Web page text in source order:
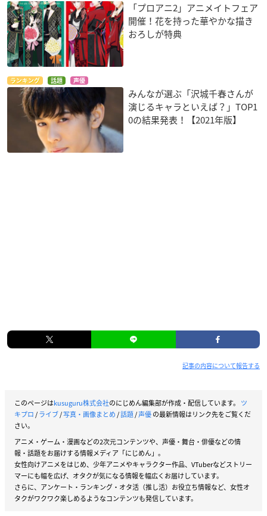
「プロアニ2」アニメイトフェア
開催！花を持った華やかな描き
おろしが特典
ランキング 話題 声優
みんなが選ぶ「沢城千春さんが
演じるキャラといえば？」TOP1
0の結果発表！【2021年版】
記事の内容について報告する
このページはkusuguru株式会社のにじめん編集部が作成・配信しています。 ツ
キプロ/ライブ/写真・画像まとめ/話題/声優の最新情報はリンク先をご覧くだ
さい。
アニメ・ゲーム・漫画などの2次元コンテンツや、声優・舞台・俳優などの情
報・話題をお届けする情報メディア「にじめん」。
女性向けアニメをはじめ、少年アニメやキャラクター作品、VTuberなどストリー
マーにも幅を広げ、オタクが気になる情報を幅広くお届けしています。
さらに、アンケート・ランキング・オタ活（推し活）お役立ち情報など、女性オ
タクがワクワク楽しめるようなコンテンツも発信しています。